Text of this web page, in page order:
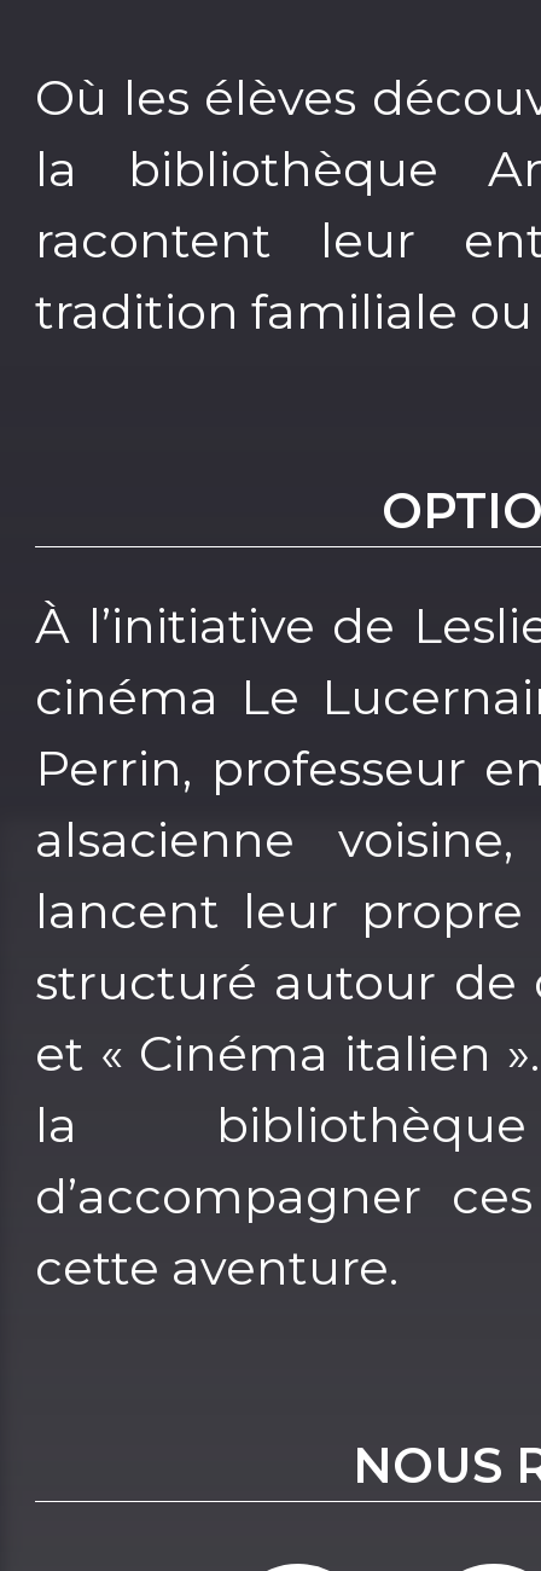
Où les élèves
la bibliothèque
racontent leur
tradition familiale ou
À l’initiative de
cinéma Le
Perrin, professeur
alsacienne
lancent leur
structuré autour de
et « Cinéma italien
la
d’accompagner
cette aventure.
NOUS